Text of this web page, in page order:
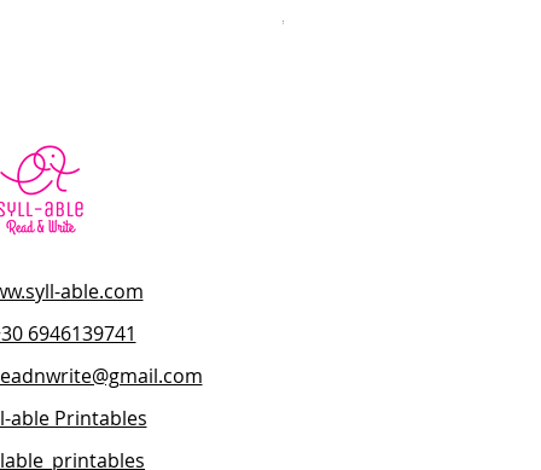
Κανονική τιμή
45,00 €
able.com
6946139741
able Printables